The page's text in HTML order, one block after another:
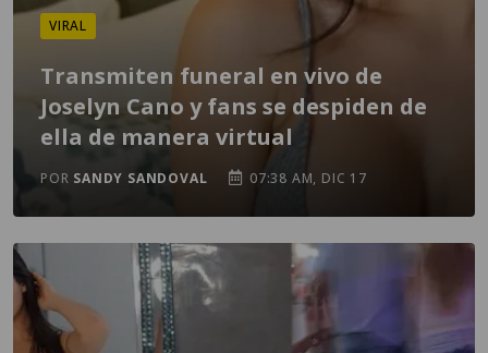
VIRAL
Transmiten funeral en vivo de
Joselyn Cano y fans se despiden de
ella de manera virtual
POR SANDY SANDOVAL 07:38 AM, DIC 17